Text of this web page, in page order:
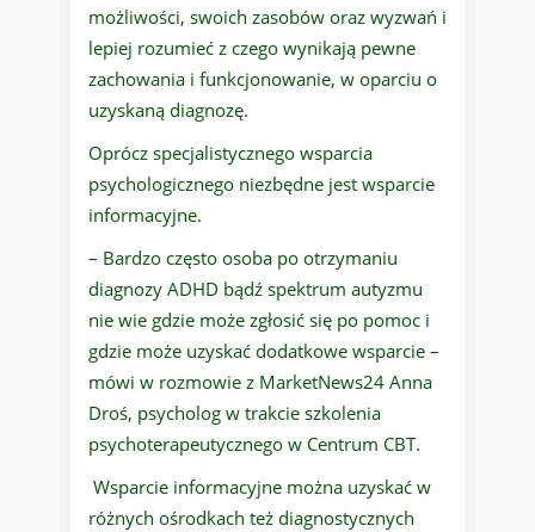
możliwości, swoich zasobów oraz wyzwań i
lepiej rozumieć z czego wynikają pewne
zachowania i funkcjonowanie, w oparciu o
uzyskaną diagnozę.
Oprócz specjalistycznego wsparcia
psychologicznego niezbędne jest wsparcie
informacyjne.
– Bardzo często osoba po otrzymaniu
diagnozy ADHD bądź spektrum autyzmu
nie wie gdzie może zgłosić się po pomoc i
gdzie może uzyskać dodatkowe wsparcie –
mówi w rozmowie z MarketNews24 Anna
Droś, psycholog w trakcie szkolenia
psychoterapeutycznego w Centrum CBT.
Wsparcie informacyjne można uzyskać w
różnych ośrodkach też diagnostycznych